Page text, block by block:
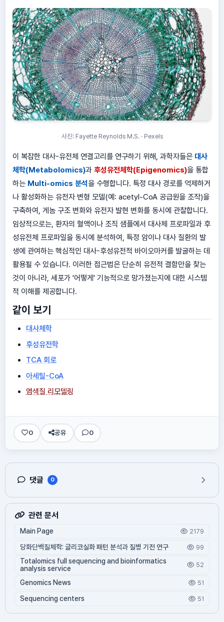
사진: Fayette Reynolds M.S. · Pexels
이 복잡한 대사-유전체 연결고리를 연구하기 위해, 과학자들은 대사
체학(Metabolomics)과 후성유전체학(Epigenomics)을 통합
하는 Multi-omics 분석을 수행합니다. 특정 대사 경로를 억제하거
나 활성화하는 유전자 변형 모델(예: acetyl-CoA 공급원을 조작)을
구축하여, 게놈 구조 변화와 유전자 발현 변화를 동시에 관찰합니다.
임상적으로는, 환자의 혈액이나 조직 샘플에서 대사체 프로파일과 후
성유전체 프로파일을 동시에 분석하여, 특정 암이나 대사 질환의 발
생에 관여하는 핵심적인 대사-후성유전적 바이오마커를 발굴하는 데
활용될 수 있습니다. 이러한 접근법은 단순히 유전적 결함만을 찾는
것이 아니라, 세포가 '어떻게' 기능적으로 망가졌는지에 대한 시스템
적 이해를 제공합니다.
같이 보기
대사체학
후성유전학
TCA 회로
아세틸-CoA
염색질 리모델링
0 공유 0
댓글 0
관련 문서
Main Page 2179
당화단백질체학: 글리코실화 패턴 분석과 질병 기전 연구 99
Totalomics full sequencing and bioinformatics
analysis service
52
Genomics News 51
Sequencing centers 51